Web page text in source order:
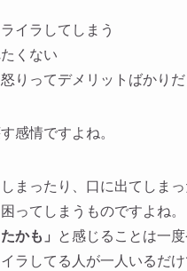
イラしてしまう
くない
りってデメリットばかり
感情ですよね。
まったり、口に出てしま
ってしまうものですよね。
かも」
と感じることは一
ラしてる人が一人いるだ